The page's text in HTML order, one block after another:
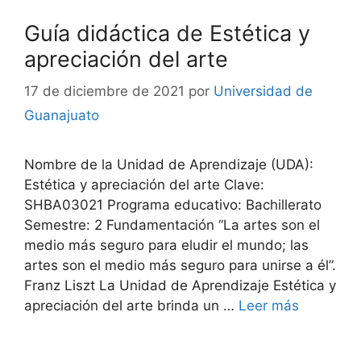
Guía didáctica de Estética y
apreciación del arte
17 de diciembre de 2021 por Universidad de
Guanajuato
Nombre de la Unidad de Aprendizaje (UDA):
Estética y apreciación del arte Clave:
SHBA03021 Programa educativo: Bachillerato
Semestre: 2 Fundamentación “La artes son el
medio más seguro para eludir el mundo; las
artes son el medio más seguro para unirse a él”.
Franz Liszt La Unidad de Aprendizaje Estética y
apreciación del arte brinda un … Leer más